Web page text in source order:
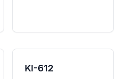
KI-612